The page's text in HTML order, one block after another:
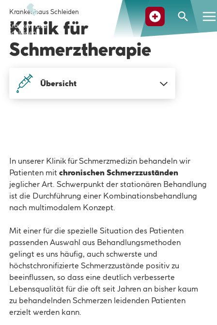
Suche
Krankenhaus Schleiden
Klinik für
Schmerztherapie
Übersicht
In unserer Klinik für Schmerzmedizin behandeln wir
Patienten mitchronischen Schmerzzuständen
jeglicher Art. Schwerpunkt der stationären Behandlung
ist die Durchführung einer Kombinationsbehandlung
nach multimodalem Konzept.
Mit einer für die spezielle Situation des Patienten
passenden Auswahl aus Behandlungsmethoden
gelingt es uns häufig, auch schwerste und
höchstchronifizierte Schmerzzustände positiv zu
beeinflussen, so dass eine deutlich verbesserte
Lebensqualität für die oft seit Jahren an bisher kaum
zu behandelnden Schmerzen leidenden Patienten
erzielt werden kann.